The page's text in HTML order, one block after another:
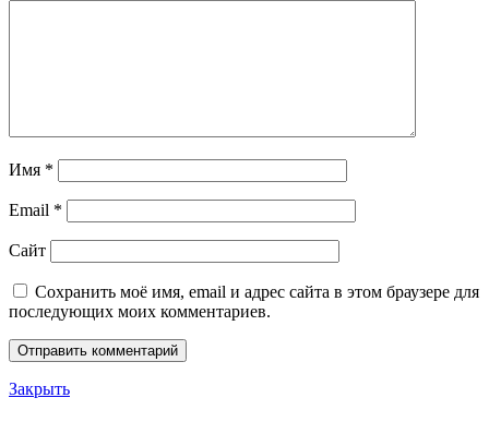
Имя *
Email *
Сайт
Сохранить моё имя, email и адрес сайта в этом браузере для
последующих моих комментариев.
Закрыть